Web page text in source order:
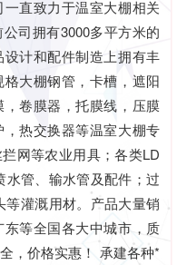
直致力于温室大棚相关
司拥有3000多平方米的
计和配件制造上拥有丰
大棚钢管，卡槽，遮阳
卷膜器，托膜线，压膜
热交换器等温室大棚专
网等农业用具；各类LD
水管、输水管及配件；过
灌溉用材。产品大量销
等全国各大中城市，质
，价格实惠！ 承建各种*